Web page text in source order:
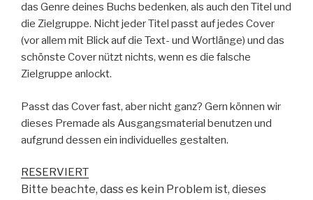
das Genre deines Buchs bedenken, als auch den Titel und
die Zielgruppe. Nicht jeder Titel passt auf jedes Cover
(vor allem mit Blick auf die Text- und Wortlänge) und das
schönste Cover nützt nichts, wenn es die falsche
Zielgruppe anlockt.
Passt das Cover fast, aber nicht ganz? Gern können wir
dieses Premade als Ausgangsmaterial benutzen und
aufgrund dessen ein individuelles gestalten.
RESERVIERT
Bitte beachte, dass es kein Problem ist, dieses